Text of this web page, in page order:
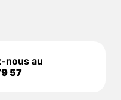
nous au
57